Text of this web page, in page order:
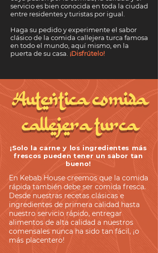
servicio es bien conocida en toda la ciudad
entre residentes y turistas por igual.
Haga su pedido y experimente el sabor
clásico de la comida callejera turca famosa
en todo el mundo, aquí mismo, en la
puerta de su casa. ¡Disfrútelo!
Autentica comida
callejera turca
¡Solo la carne y los ingredientes más
frescos pueden tener un sabor tan
bueno!
En Kebab House creemos que la comida
rápida también debe ser comida fresca.
Desde nuestras recetas clásicas e
ingredientes de primera calidad hasta
nuestro servicio rápido, entregar
alimentos de alta calidad a nuestros
comensales nunca ha sido tan fácil, ¡o
más placentero!